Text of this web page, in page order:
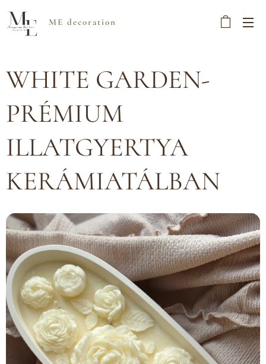
ME decoration
WHITE GARDEN-
PRÉMIUM
ILLATGYERTYA
KERÁMIATÁLBAN